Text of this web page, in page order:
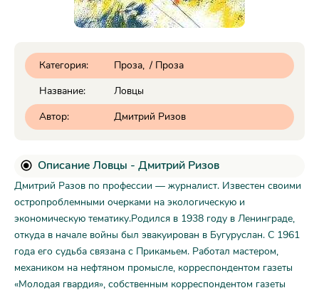
Категория: Проза / Проза
Название:
Ловцы
Автор:
Дмитрий Ризов
Описание Ловцы - Дмитрий Ризов
Дмитрий Разов по профессии — журналист. Известен своими
остропроблемными очерками на экологическую и
экономическую тематику.Родился в 1938 году в Ленинграде,
откуда в начале войны был эвакуирован в Бугуруслан. С 1961
года его судьба связана с Прикамьем. Работал мастером,
механиком на нефтяном промысле, корреспондентом газеты
«Молодая гвардия», собственным корреспондентом газеты